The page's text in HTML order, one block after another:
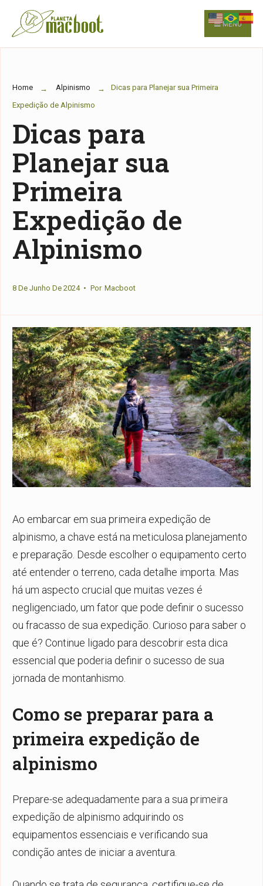
Skip
to
MENU
Home Alpinismo
Dicas para Planejar sua Primeira
Expedição de Alpinismo
Dicas para
Planejar sua
Primeira
Expedição de
Alpinismo
8 De Junho De 2024 • Por Macboot
Ao embarcar em sua primeira expedição de
alpinismo, a chave está na meticulosa planejamento
e preparação. Desde escolher o equipamento certo
até entender o terreno, cada detalhe importa. Mas
há um aspecto crucial que muitas vezes é
negligenciado, um fator que pode definir o sucesso
ou fracasso de sua expedição. Curioso para saber o
que é? Continue ligado para descobrir esta dica
essencial que poderia definir o sucesso de sua
jornada de montanhismo.
Como se preparar para a
primeira expedição de
alpinismo
Prepare-se adequadamente para a sua primeira
expedição de alpinismo adquirindo os
equipamentos essenciais e verificando sua
condição antes de iniciar a aventura.